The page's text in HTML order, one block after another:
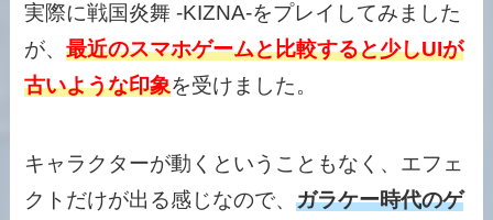
実際に戦国炎舞 -KIZNA-をプレイしてみました
が、最近のスマホゲームと比較すると少しUIが
古いような印象を受けました。
キャラクターが動くということもなく、エフェ
クトだけが出る感じなので、ガラケー時代のゲ